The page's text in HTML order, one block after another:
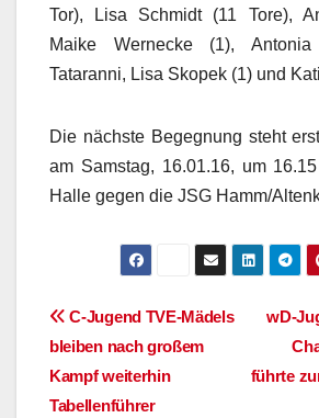
Tor), Lisa Schmidt (11 Tore),
Maike Wernecke (1),
Tataranni, Lisa Skopek (1) und
Die nächste Begegnung steht
am Samstag, 16.01.16, um
Halle gegen die JSG Hamm/
wD-
führte
C-Jugend TVE-Mädels
bleiben nach großem
Kampf weiterhin
Tabellenführer